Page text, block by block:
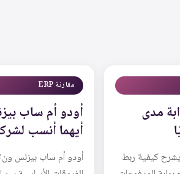
مدى
كيفية ربط
مقارنة ERP
أودو أم ساب
أيهما أنسب
أودو أم ساب بيزنس